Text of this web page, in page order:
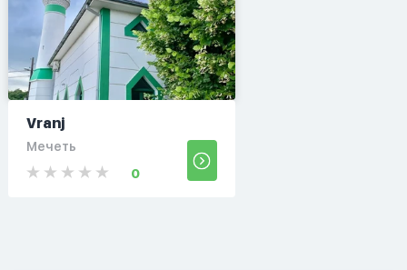
Vranj
Мечеть
0